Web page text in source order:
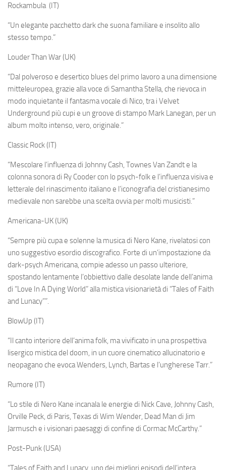
Rockambula (IT)
“Un elegante pacchetto dark che suona familiare e insolito allo
stesso tempo.”
Louder Than War (UK)
“Dal polveroso e desertico blues del primo lavoro a una dimensione
mitteleuropea, grazie alla voce di Samantha Stella, che rievoca in
modo inquietante il fantasma vocale di Nico, tra i Velvet
Underground più cupi e un groove di stampo Mark Lanegan, per un
album molto intenso, vero, originale.”
Classic Rock (IT)
“Mescolare l’influenza di Johnny Cash, Townes Van Zandt e la
colonna sonora di Ry Cooder con lo psych-folk e l’influenza visiva e
letterale del rinascimento italiano e l’iconografia del cristianesimo
medievale non sarebbe una scelta ovvia per molti musicisti.”
Americana-UK (UK)
“Sempre più cupa e solenne la musica di Nero Kane, rivelatosi con
uno suggestivo esordio discografico. Forte di un’impostazione da
dark-psych Americana, compie adesso un passo ulteriore,
spostando lentamente l’obbiettivo dalle desolate lande dell’anima
di “Love In A Dying World” alla mistica visionarietà di “Tales of Faith
and Lunacy””.
BlowUp (IT)
“Il canto interiore dell’anima folk, ma vivificato in una prospettiva
lisergico mistica del doom, in un cuore cinematico allucinatorio e
neopagano che evoca Wenders, Lynch, Bartas e l’ungherese Tarr.”
Rumore (IT)
“Lo stile di Nero Kane incanala le energie di Nick Cave, Johnny Cash,
Orville Peck, di Paris, Texas di Wim Wender, Dead Man di Jim
Jarmusch e i visionari paesaggi di confine di Cormac McCarthy.”
Post-Punk (USA)
“Tales of Faith and Lunacy, uno dei migliori episodi dell’intera